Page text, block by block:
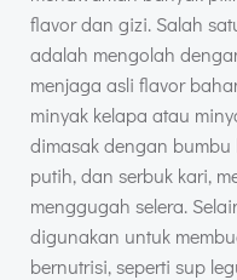
flavor dan gizi. Salah
adalah mengolah
menjaga asli flavor
minyak kelapa atau
dimasak dengan bumbu
putih, dan serbuk kari,
menggugah selera.
digunakan untuk
bernutrisi, seperti sup